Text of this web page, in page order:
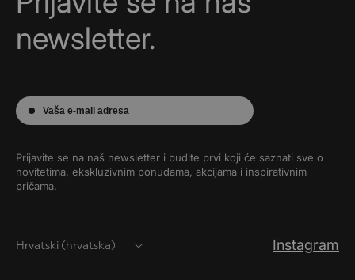
newsletter.
Vaša e-mail adresa
Prijavite se na naš newsletter i budite prvi koji će saznati sve o
novitetima, ekskluzivnim ponudama, akcijama i inspirativnim
pričama.
Hrvatski (hrvatska) Instagram